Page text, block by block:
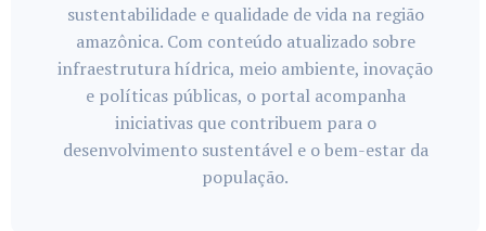
sustentabilidade e qualidade de vida na região
amazônica. Com conteúdo atualizado sobre
infraestrutura hídrica, meio ambiente, inovação
e políticas públicas, o portal acompanha
iniciativas que contribuem para o
desenvolvimento sustentável e o bem-estar da
população.